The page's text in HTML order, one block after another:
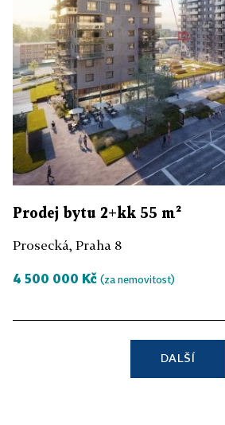
Prodej bytu 2+kk 55 m²
Prosecká, Praha 8
4 500 000 Kč (za nemovitost)
DALŠÍ